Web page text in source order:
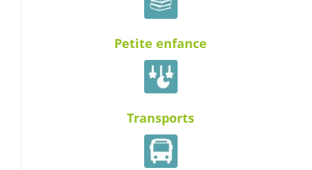
Petite enfance
Transports